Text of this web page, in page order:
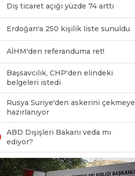
Dış ticaret açığı yüzde 74 arttı
Erdoğan'a 250 kişilik liste sunuldu
AİHM'den referanduma ret!
Başsavcılık, CHP'den elindeki
belgeleri istedi
Rusya Suriye'den askerini çekmeye
hazırlanıyor
ABD Dışişleri Bakanı veda mı
ediyor?